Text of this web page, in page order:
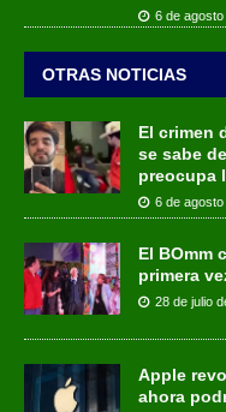
6 de
OTRAS NOTICIAS
El crimen
se sabe
preocupa
6 de
El BOmm
primera
28 de julio
Apple
ahora